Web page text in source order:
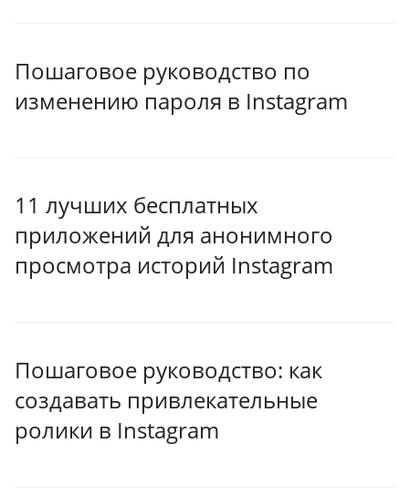
Пошаговое руководство по
изменению пароля в Instagram
11 лучших бесплатных
приложений для анонимного
просмотра историй Instagram
Пошаговое руководство: как
создавать привлекательные
ролики в Instagram